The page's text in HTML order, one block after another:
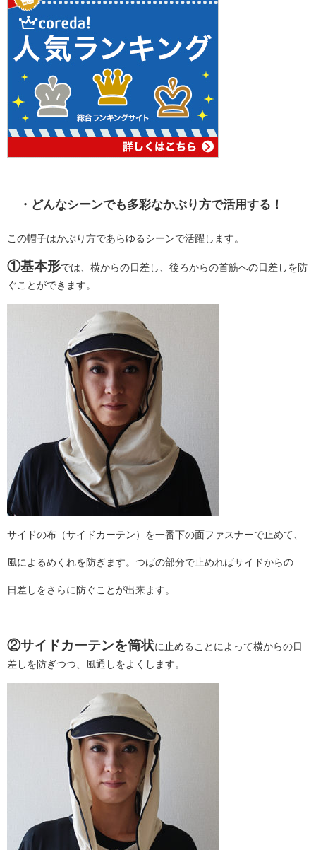
・どんなシーンでも多彩なかぶり方で活用する！
この帽子はかぶり方であらゆるシーンで活躍します。
①基本形では、横からの日差し、後ろからの首筋への日差しを防
ぐことができます。
サイドの布（サイドカーテン）を一番下の面ファスナーで止めて、
風によるめくれを防ぎます。つばの部分で止めればサイドからの
日差しをさらに防ぐことが出来ます。
②サイドカーテンを筒状に止めることによって横からの日
差しを防ぎつつ、風通しをよくします。